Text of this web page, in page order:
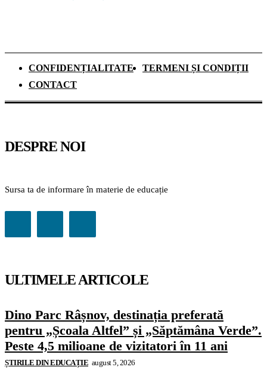
CONFIDENȚIALITATE
TERMENI ȘI CONDIȚII
CONTACT
DESPRE NOI
Sursa ta de informare în materie de educație
ULTIMELE ARTICOLE
Dino Parc Râșnov, destinația preferată
pentru „Școala Altfel” și „Săptămâna Verde”.
Peste 4,5 milioane de vizitatori în 11 ani
ȘTIRILE DIN EDUCAȚIE august 5, 2026